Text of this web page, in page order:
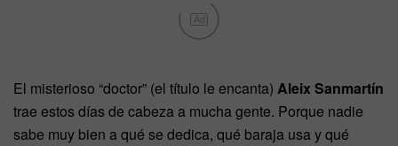
Ad
El misterioso “doctor” (el título le encanta) Aleix Sanmartín
trae estos días de cabeza a mucha gente. Porque nadie
sabe muy bien a qué se dedica, qué baraja usa y qué